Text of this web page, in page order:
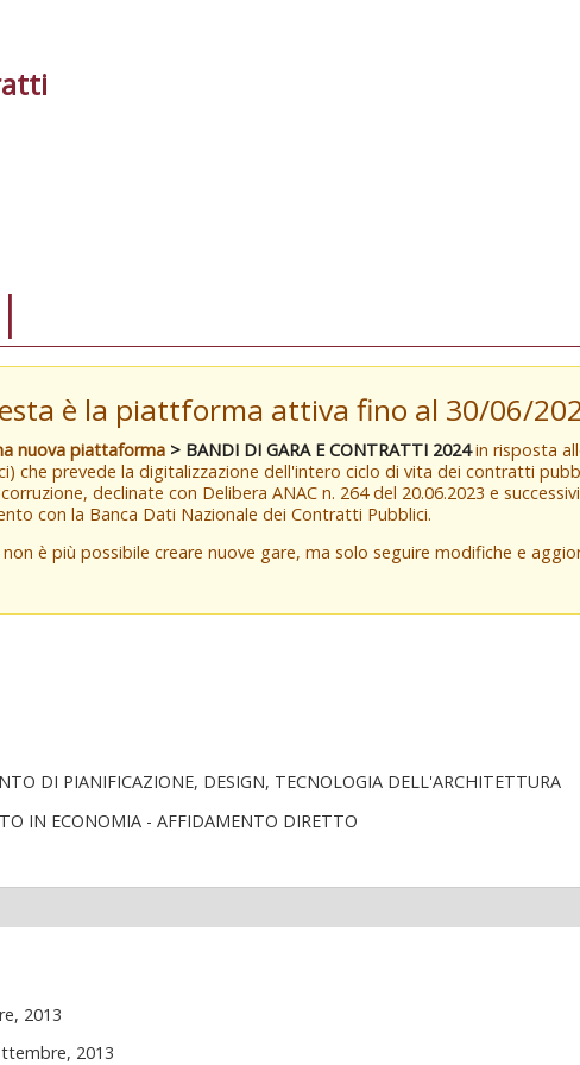
è la piattforma attiva fino al 30/06/
nuova piattaforma > BANDI DI GARA E CONTRATTI 2024in risposta
che prevede la digitalizzazione dell'intero ciclo di vita dei contratti
declinate con Delibera ANAC n. 264 del 20.06.2023 e
con la Banca Dati Nazionale dei Contratti Pubblici.
è più possibile creare nuove gare, ma solo seguire modifiche e
DI PIANIFICAZIONE, DESIGN, TECNOLOGIA DELL'ARCHITETTURA
IN ECONOMIA - AFFIDAMENTO DIRETTO
2013
2013